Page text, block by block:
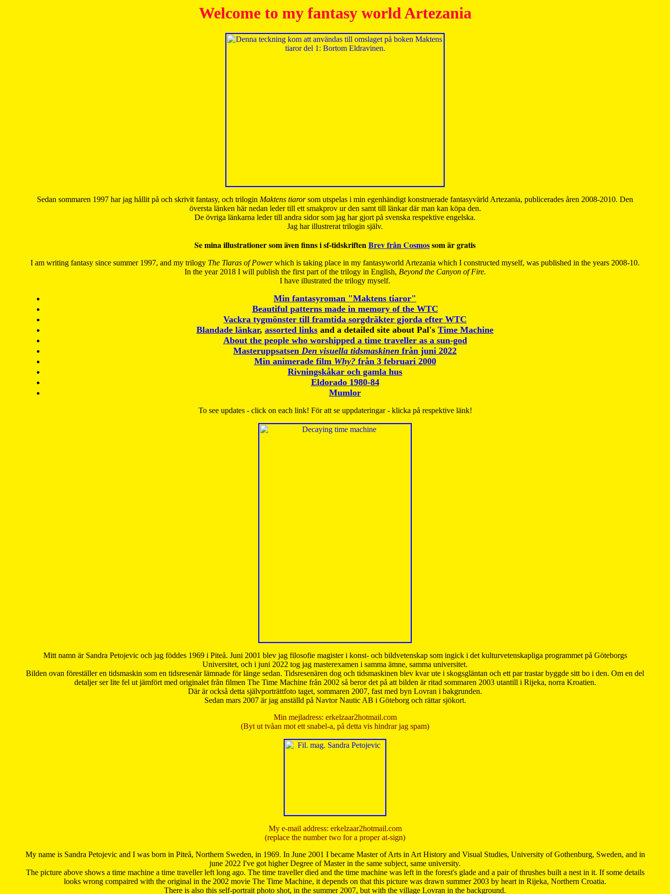
Welcome to my fantasy world Artezania
Sedan sommaren 1997 har jag hållit på och skrivit fantasy, och trilogin Maktens tiarorsom utspelas i min egenhändigt konstruerade fantasyvärld Artezania, publicerades åren 2008-2010. Den
översta länken här nedan leder till ett smakprov ur den samt till länkar där man kan köpa den.
De övriga länkarna leder till andra sidor som jag har gjort på svenska respektive engelska.
Jag har illustrerat trilogin själv.
Se mina illustrationer som även finns i sf-tidskriftenBrev från Cosmossom är gratis
I am writing fantasy since summer 1997, and my trilogy The Tiaras of Powerwhich is taking place in my fantasyworld Artezania which I constructed myself, was published in the years 2008-10.
In the year 2018 I will publish the first part of the trilogy in English, Beyond the Canyon of Fire.
I have illustrated the trilogy myself.
Min fantasyroman "Maktens tiaror"
Beautiful patterns made in memory of the WTC
Vackra tygmönster till framtida sorgdräkter gjorda efter WTC
Blandade länkar, assorted links and a detailed site about Pal's Time Machine
About the people who worshipped a time traveller as a sun-god
Masteruppsatsen Den visuella tidsmaskinen från juni 2022
Min animerade film Why?från 3 februari 2000
Rivningskåkar och gamla hus
Eldorado 1980-84
Mumlor
To see updates - click on each link! För att se uppdateringar - klicka på respektive länk!
Mitt namn är Sandra Petojevic och jag föddes 1969 i Piteå. Juni 2001 blev jag filosofie magister i konst- och bildvetenskap som ingick i det kulturvetenskapliga programmet på Göteborgs
Universitet, och i juni 2022 tog jag masterexamen i samma ämne, samma universitet.
Bilden ovan föreställer en tidsmaskin som en tidsresenär lämnade för länge sedan. Tidsresenären dog och tidsmaskinen blev kvar ute i skogsgläntan och ett par trastar byggde sitt bo i den. Om en del
detaljer ser lite fel ut jämfört med originalet från filmen The Time Machine från 2002 så beror det på att bilden är ritad sommaren 2003 utantill i Rijeka, norra Kroatien.
Där är också detta självporträttfoto taget, sommaren 2007, fast med byn Lovran i bakgrunden.
Sedan mars 2007 är jag anställd på Navtor Nautic AB i Göteborg och rättar sjökort.
Min mejladress: erkelzaar2hotmail.com
(Byt ut tvåan mot ett snabel-a, på detta vis hindrar jag spam)
My e-mail address: erkelzaar2hotmail.com
(replace the number two for a proper at-sign)
My name is Sandra Petojevic and I was born in Piteå, Northern Sweden, in 1969. In June 2001 I became Master of Arts in Art History and Visual Studies, University of Gothenburg, Sweden, and in
june 2022 I've got higher Degree of Master in the same subject, same university.
The picture above shows a time machine a time traveller left long ago. The time traveller died and the time machine was left in the forest's glade and a pair of thrushes built a nest in it. If some details
looks wrong compaired with the original in the 2002 movie The Time Machine, it depends on that this picture was drawn summer 2003 by heart in Rijeka, Northern Croatia.
There is also this self-portrait photo shot, in the summer 2007, but with the village Lovran in the background.